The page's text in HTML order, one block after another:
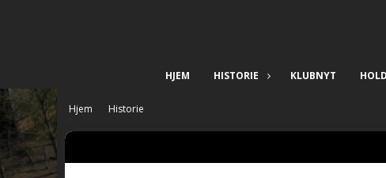
HJEM HISTORIE KLUBNYT
Hjem Historie